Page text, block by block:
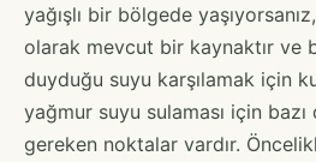
yağışlı bir bölgede
olarak mevcut bir kaynaktır ve
duyduğu suyu karşılamak için
yağmur suyu sulaması için
gereken noktalar vardır.